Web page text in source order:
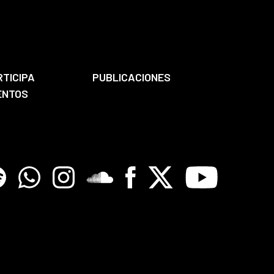
PUBLICACIONES
WhatsappInstagramSoundcloreFacebook
X Youtube